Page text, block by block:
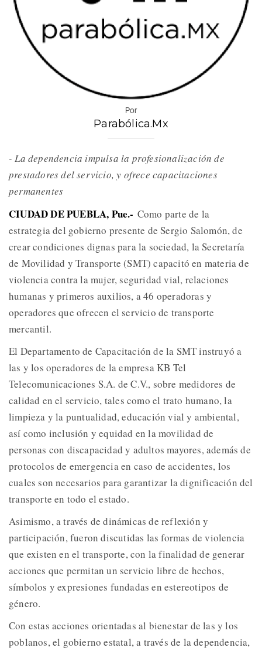
Por
Parabólica.Mx
- La dependencia impulsa la profesionalización de
prestadores del servicio, y ofrece capacitaciones
permanentes
CIUDAD DE PUEBLA, Pue.- Como parte de la
estrategia del gobierno presente de Sergio Salomón, de
crear condiciones dignas para la sociedad, la Secretaría
de Movilidad y Transporte (SMT) capacitó en materia de
violencia contra la mujer, seguridad vial, relaciones
humanas y primeros auxilios, a 46 operadoras y
operadores que ofrecen el servicio de transporte
mercantil.
El Departamento de Capacitación de la SMT instruyó a
las y los operadores de la empresa KB Tel
Telecomunicaciones S.A. de C.V., sobre medidores de
calidad en el servicio, tales como el trato humano, la
limpieza y la puntualidad, educación vial y ambiental,
así como inclusión y equidad en la movilidad de
personas con discapacidad y adultos mayores, además de
protocolos de emergencia en caso de accidentes, los
cuales son necesarios para garantizar la dignificación del
transporte en todo el estado.
Asimismo, a través de dinámicas de reflexión y
participación, fueron discutidas las formas de violencia
que existen en el transporte, con la finalidad de generar
acciones que permitan un servicio libre de hechos,
símbolos y expresiones fundadas en estereotipos de
género.
Con estas acciones orientadas al bienestar de las y los
poblanos, el gobierno estatal, a través de la dependencia,